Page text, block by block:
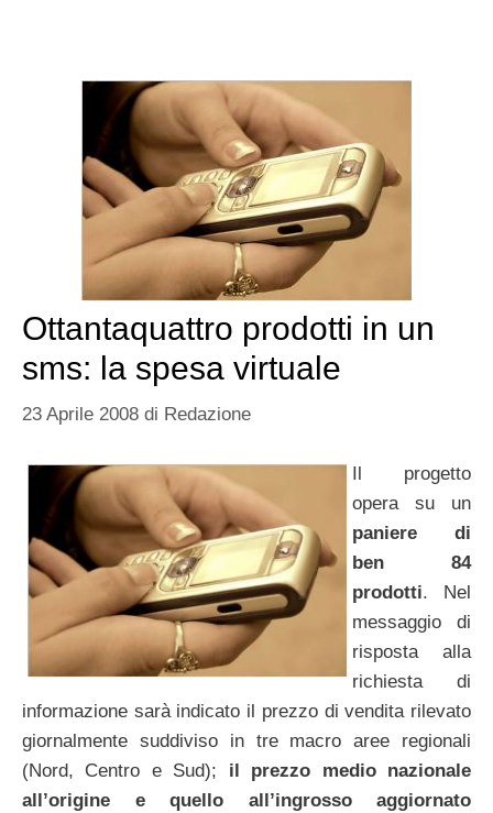
Ottantaquattro prodotti in un
sms: la spesa virtuale
23 Aprile 2008 di Redazione
Il progetto
opera su un
paniere di
ben 84
prodotti. Nel
messaggio di
risposta alla
richiesta di
informazione sarà indicato il prezzo di vendita rilevato
giornalmente suddiviso in tre macro aree regionali
(Nord, Centro e Sud); il prezzo medio nazionale
all’origine e quello all’ingrosso aggiornato